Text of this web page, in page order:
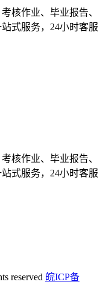
核作业、毕业报告、
式服务，24小时客服
核作业、毕业报告、
式服务，24小时客服
reserved 皖ICP备